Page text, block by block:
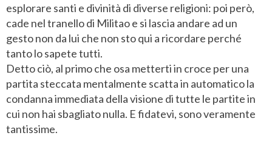
esplorare santi e divinità di diverse religioni: poi però,
cade nel tranello di Militao e si lascia andare ad un
gesto non da lui che non sto qui a ricordare perché
tanto lo sapete tutti.
Detto ciò, al primo che osa metterti in croce per una
partita steccata mentalmente scatta in automatico la
condanna immediata della visione di tutte le partite in
cui non hai sbagliato nulla. E fidatevi, sono veramente
tantissime.